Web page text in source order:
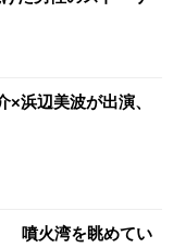
×浜辺美波が出演、
噴火湾を眺めてい